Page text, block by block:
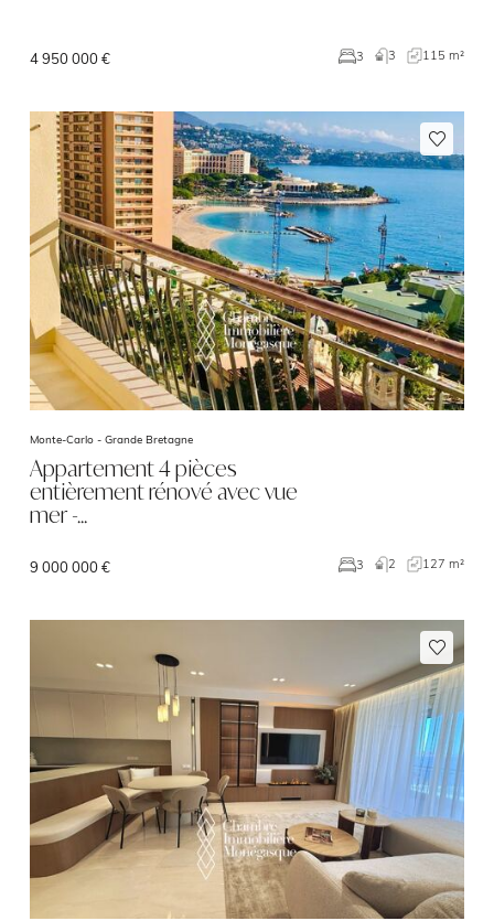
4 950 000 € 3 3 115 m²
Monte-Carlo - Grande Bretagne
Appartement 4 pièces
entièrement rénové avec vue
mer -…
9 000 000 € 3 2 127 m²